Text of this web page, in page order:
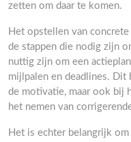
zetten om daar te komen.
Het opstellen van
de stappen die nodig zijn
nuttig zijn om een
mijlpalen en deadlines.
de motivatie, maar ook bij
het nemen van
Het is echter belangrijk